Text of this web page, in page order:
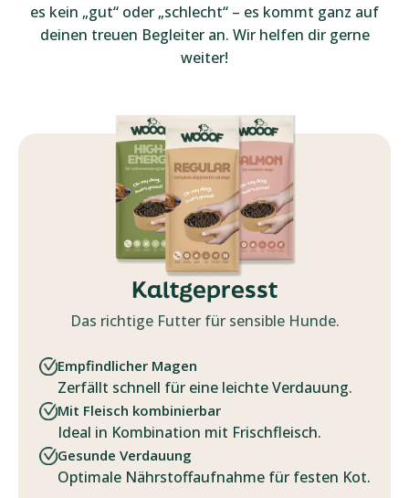
es kein „gut“ oder „schlecht“ – es kommt ganz auf
deinen treuen Begleiter an. Wir helfen dir gerne
weiter!
Kaltgepresst
Das richtige Futter für sensible Hunde.
Empfindlicher Magen
Zerfällt schnell für eine leichte Verdauung.
Mit Fleisch kombinierbar
Ideal in Kombination mit Frischfleisch.
Gesunde Verdauung
Optimale Nährstoffaufnahme für festen Kot.